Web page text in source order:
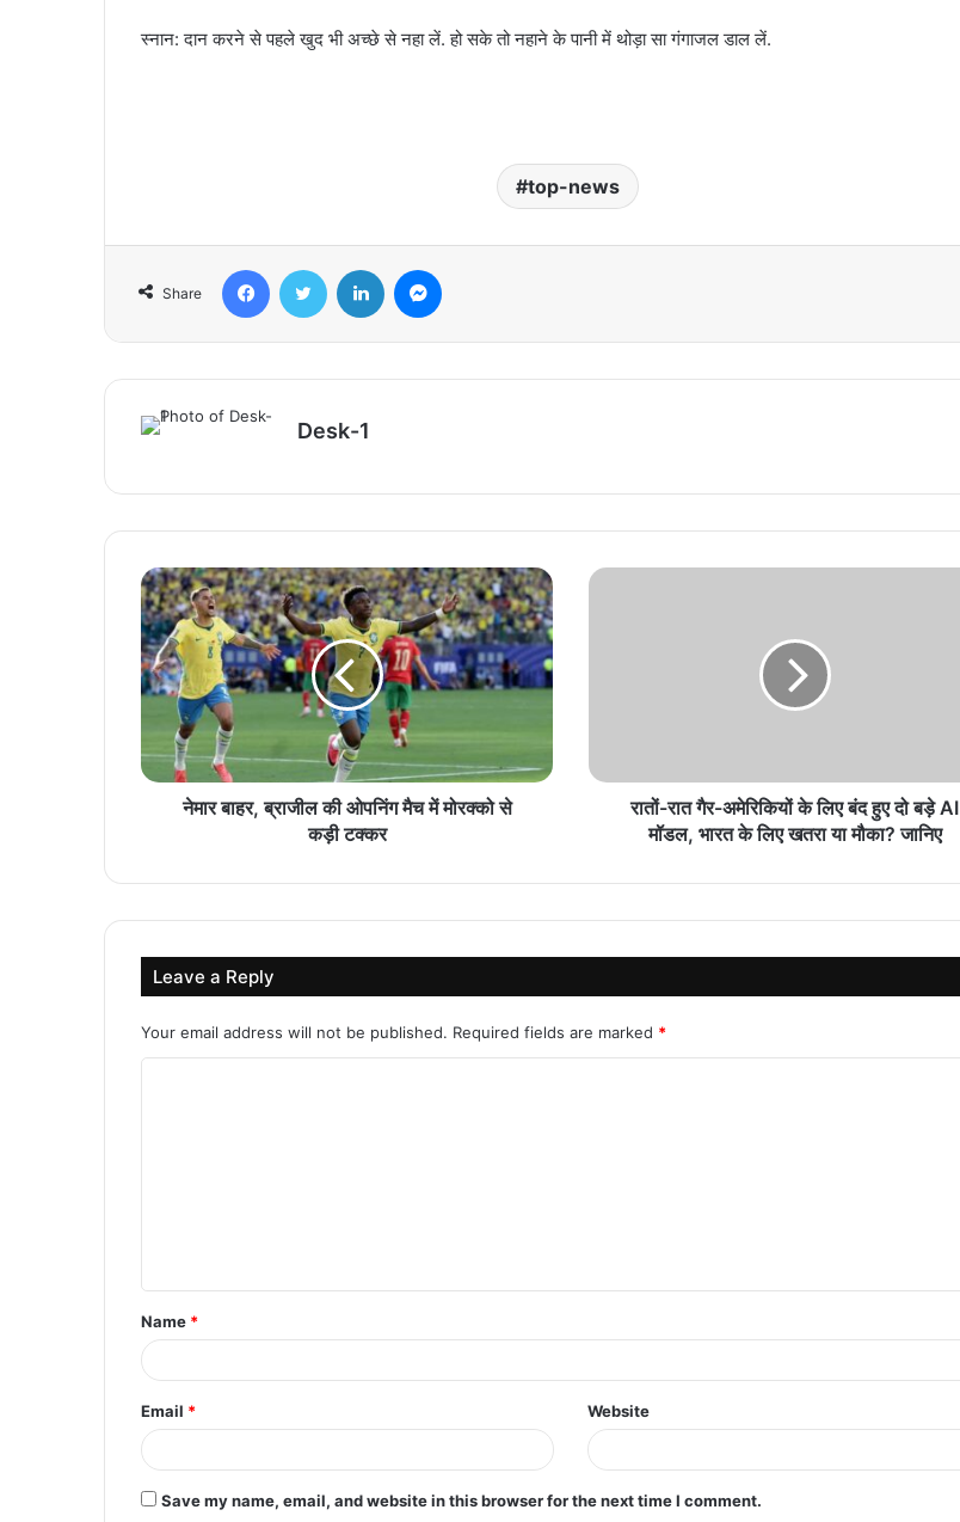
स्नान: दान करने से पहले खुद भी अच्छे से नहा लें. हो सके तो नहाने के पानी में थोड़ा सा गंगाजल डाल लें.
top-news
Share
Desk-1
नेमार बाहर, ब्राजील की ओपनिंग मैच में मोरक्को से
कड़ी टक्कर
रातों-रात गैर-अमेरिकियों के लिए बंद हुए दो बड़े AI
मॉडल, भारत के लिए खतरा या मौका? जानिए
Leave a Reply
Your email address will not be published. Required fields are marked *
t
*
Name *
Email * Website
Save my name, email, and website in this browser for the next time I comment.